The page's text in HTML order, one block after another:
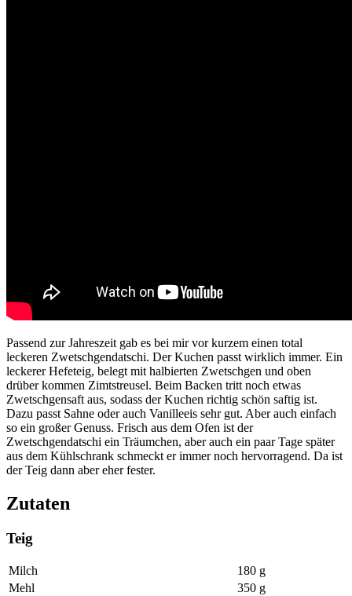
Passend zur Jahreszeit gab es bei mir vor kurzem einen total
leckeren Zwetschgendatschi. Der Kuchen passt wirklich immer. Ein
leckerer Hefeteig, belegt mit halbierten Zwetschgen und oben
drüber kommen Zimtstreusel. Beim Backen tritt noch etwas
Zwetschgensaft aus, sodass der Kuchen richtig schön saftig ist.
Dazu passt Sahne oder auch Vanilleeis sehr gut. Aber auch einfach
so ein großer Genuss. Frisch aus dem Ofen ist der
Zwetschgendatschi ein Träumchen, aber auch ein paar Tage später
aus dem Kühlschrank schmeckt er immer noch hervorragend. Da ist
der Teig dann aber eher fester.
Zutaten
Teig
Milch
180 g
Mehl
350 g